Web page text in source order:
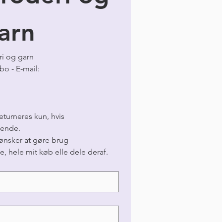
og garn
kun, hvis
at gøre brug
hele mit køb elle dele deraf.